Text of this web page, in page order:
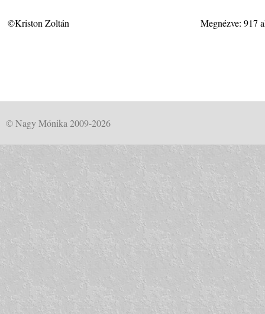
©Kriston Zoltán Megnézve: 917
© Nagy Mónika 2009-2026